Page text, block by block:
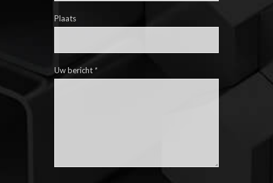
Plaats
Uw bericht *